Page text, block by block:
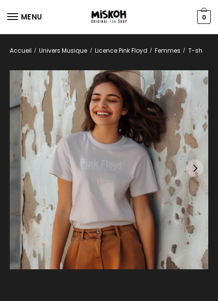
MENU 0
Accueil / Univers Musique / Licence Pink Floyd / Femmes / T-shirts